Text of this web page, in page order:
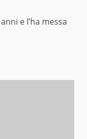
e l’ha messa